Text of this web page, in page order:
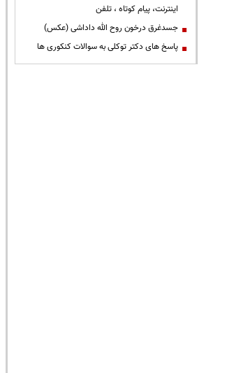
اینترنت، پیام کوتاه ، تلفن
جسدغرق درخون روح الله داداشی (عکس)
پاسخ های دکتر توکلی به سوالات کنکوری ها